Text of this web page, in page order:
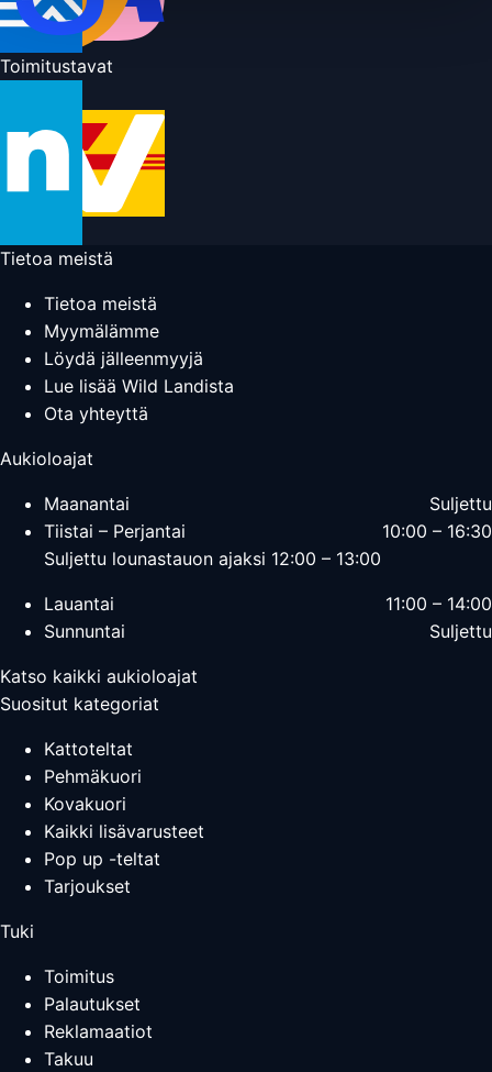
Toimitustavat
Tietoa meistä
Tietoa meistä
Myymälämme
Löydä jälleenmyyjä
Lue lisää Wild Landista
Ota yhteyttä
Aukioloajat
Maanantai
Suljettu
Tiistai – Perjantai
10:00 – 16:30
Suljettu lounastauon ajaksi 12:00 – 13:00
Lauantai
11:00 – 14:00
Sunnuntai
Suljettu
Katso kaikki aukioloajat
Suositut kategoriat
Kattoteltat
Pehmäkuori
Kovakuori
Kaikki lisävarusteet
Pop up -teltat
Tarjoukset
Tuki
Toimitus
Palautukset
Reklamaatiot
Takuu